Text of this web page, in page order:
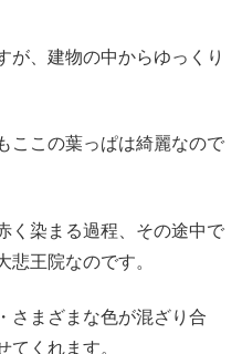
が、建物の中からゆっくり
ここの葉っぱは綺麗なので
く染まる過程、その途中で
悲王院なのです。
さまざまな色が混ざり合
てくれます。